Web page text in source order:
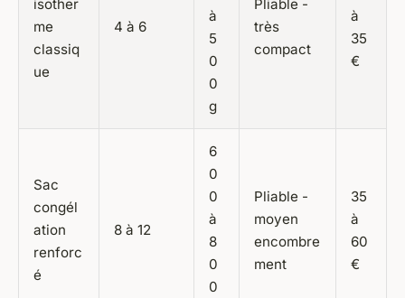
isother
me
classiq
ue
4 à 6
à
5
0
0
g
Pliable -
très
compact
à
35
€
Sac
congél
ation
renforc
é
8 à 12
6
0
0
à
8
0
0
Pliable -
moyen
encombre
ment
35
à
60
€